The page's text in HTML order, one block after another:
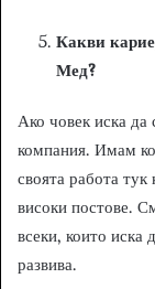
Какви
Мед?
Ако човек иска да
компания. Имам
своята работа
високи постове.
всеки, които иска
развива.